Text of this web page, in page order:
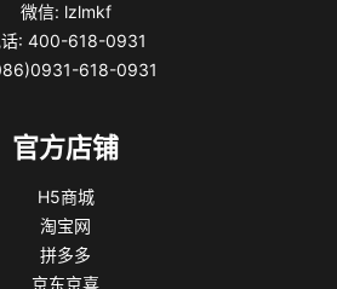
微信: lzlmkf
话: 400-618-0931
618-0931
官方店铺
H5商城
淘宝网
拼多多
京东京喜